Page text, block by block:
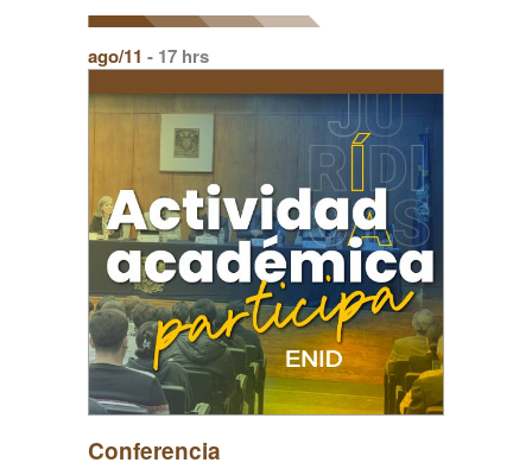
ago/11 - 17 hrs
Conferencia